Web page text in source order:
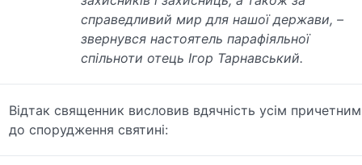
справедливий мир для нашої держави, –
звернувся настоятель парафіяльної
спільноти отець Ігор Тарнавський.
Відтак священник висловив вдячність усім причетним
до спорудження святині: